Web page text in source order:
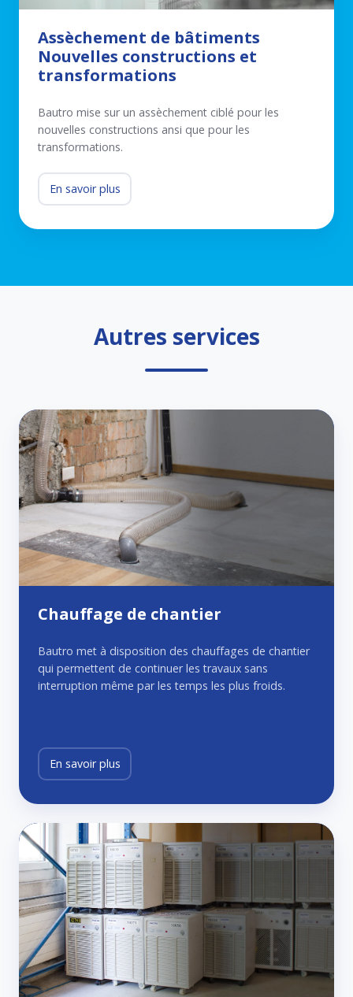
Assèchement de bâtiments
Nouvelles constructions et
transformations
Bautro mise sur un assèchement ciblé pour les
nouvelles constructions ansi que pour les
transformations.
En savoir plus
Autres services
Chauffage
de
chantier
Chauffage de chantier
Bautro met à disposition des chauffages de chantier
qui permettent de continuer les travaux sans
interruption même par les temps les plus froids.
En savoir plus
Vente
d'appareils